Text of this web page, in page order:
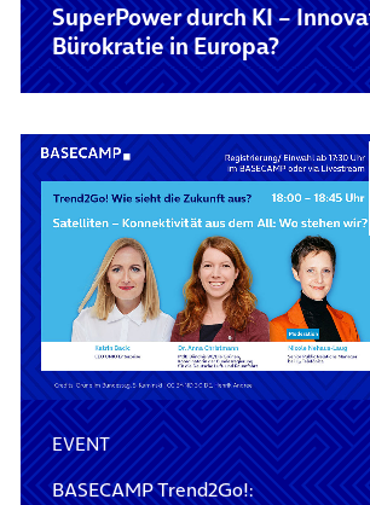
SuperPower durch KI –
Bürokratie in Europa?
EVENT
BASECAMP Trend2Go!: